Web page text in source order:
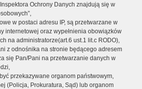
Ochrony Danych znajdują się w
w postaci adresu IP, są przetwarzane w
internetowej oraz wypełnienia obowiązków
na administratorze(art.6 ust.1 lit.c RODO),
z odnośnika na stronie będącego adresem
się Pan/Pani na przetwarzanie danych w
przekazywane organom państwowym,
(Policja, Prokuratura, Sąd) lub organom